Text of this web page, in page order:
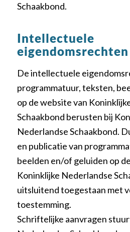
Schaakbond.
Intellectuele
eigendomsrechten
De intellectuele
programmatuur, teksten,
op de website van
Schaakbond berusten bij
Nederlandse Schaakbond.
en publicatie van
beelden en/of geluiden op
Koninklijke Nederlandse
uitsluitend toegestaan met
toestemming.
Schriftelijke aanvragen